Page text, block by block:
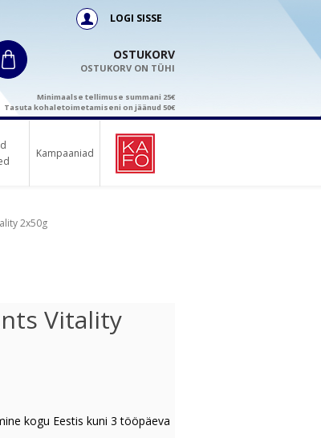
LOGI SISSE
OSTUKORV
OSTUKORV ON TÜHI
Minimaalse tellimuse summani 25€
Tasuta kohaletoimetamiseni on jäänud 50€
Kampaaniad
2x50g
Vitality
kogu Eestis kuni 3 tööpäeva